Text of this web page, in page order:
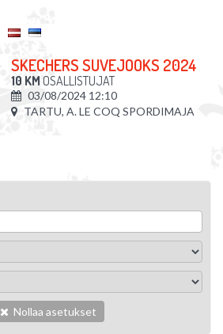
SKECHERS SUVEJOOKS 2024
10 KM OSALLISTUJAT
03/08/2024 12:10
TARTU, A. LE COQ SPORDIMAJA
Nollaa asetukset